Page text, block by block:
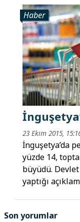
Haber
23 Ekim 2015,
İnguşetya’da
yüzde 14,
büyüdü.
yaptığı
Son yorumlar